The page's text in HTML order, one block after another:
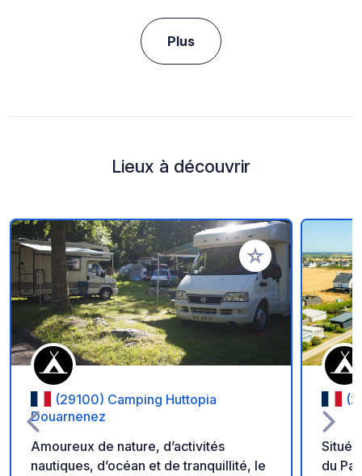
Plus
Lieux à découvrir
Ajouter à vos
(29100) Camping Huttopia
Douarnenez
Amoureux de nature, d’activités
nautiques, d’océan et de tranquillité, le
Situé
du